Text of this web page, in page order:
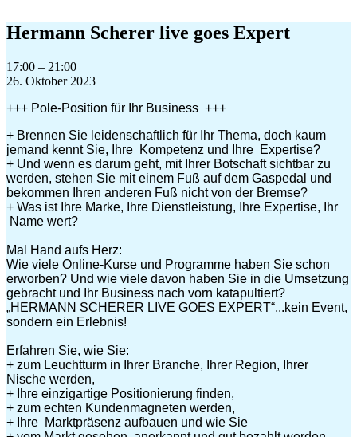
Inhalt
springen
Hermann Scherer live goes Expert
Hermann
Scherer
goes
17:00 – 21:00
26. Oktober 2023
+++ Pole-Position für Ihr Business +++
+ Brennen Sie leidenschaftlich für Ihr Thema, doch kaum
jemand kennt Sie, Ihre Kompetenz und Ihre Expertise?
+ Und wenn es darum geht, mit Ihrer Botschaft sichtbar zu
werden, stehen Sie mit einem Fuß auf dem Gaspedal und
bekommen Ihren anderen Fuß nicht von der Bremse?
+ Was ist Ihre Marke, Ihre Dienstleistung, Ihre Expertise, Ihr
Name wert?
Mal Hand aufs Herz:
Wie viele Online-Kurse und Programme haben Sie schon
erworben? Und wie viele davon haben Sie in die Umsetzung
gebracht und Ihr Business nach vorn katapultiert?
„HERMANN SCHERER LIVE GOES EXPERT“...kein Event,
sondern ein Erlebnis!
Erfahren Sie, wie Sie:
+ zum Leuchtturm in Ihrer Branche, Ihrer Region, Ihrer
Nische werden,
+ Ihre einzigartige Positionierung finden,
+ zum echten Kundenmagneten werden,
+ Ihre Marktpräsenz aufbauen und wie Sie